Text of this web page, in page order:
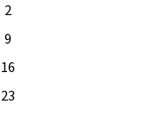
2
9
16
23